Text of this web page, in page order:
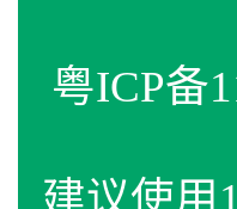
粤ICP备
建议使用